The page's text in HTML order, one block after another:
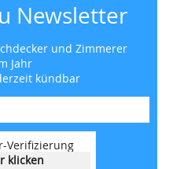
Newsletter
und Zimmerer
Jahr
kündbar
Verifizierung
klicken